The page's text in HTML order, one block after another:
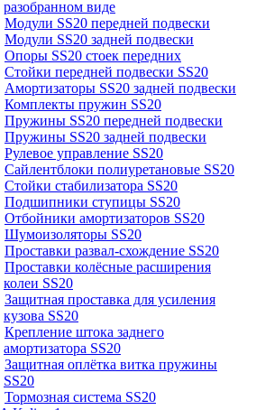
разобранном виде
Модули SS20 передней подвески
Модули SS20 задней подвески
Опоры SS20 стоек передних
Стойки передней подвески SS20
Амортизаторы SS20 задней подвески
Комплекты пружин SS20
Пружины SS20 передней подвески
Пружины SS20 задней подвески
Рулевое управление SS20
Сайлентблоки полиуретановые SS20
Стойки стабилизатора SS20
Подшипники ступицы SS20
Отбойники амортизаторов SS20
Шумоизоляторы SS20
Проставки развал-схождение SS20
Проставки колёсные расширения
колеи SS20
Защитная проставка для усиления
кузова SS20
Крепление штока заднего
амортизатора SS20
Защитная оплётка витка пружины
SS20
Тормозная система SS20